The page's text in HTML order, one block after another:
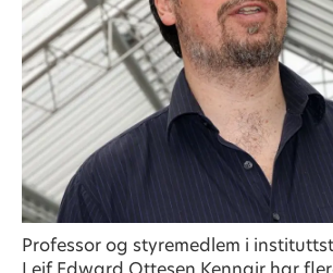
Professor og styremedlem i